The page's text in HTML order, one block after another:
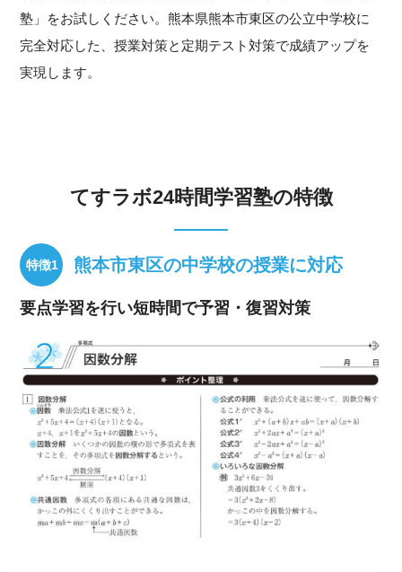
塾」をお試しください。熊本県熊本市東区の公立中学校に
完全対応した、授業対策と定期テスト対策で成績アップを
実現します。
てすラボ24時間学習塾の特徴
熊本市東区の中学校の授業に対応
要点学習を行い短時間で予習・復習対策